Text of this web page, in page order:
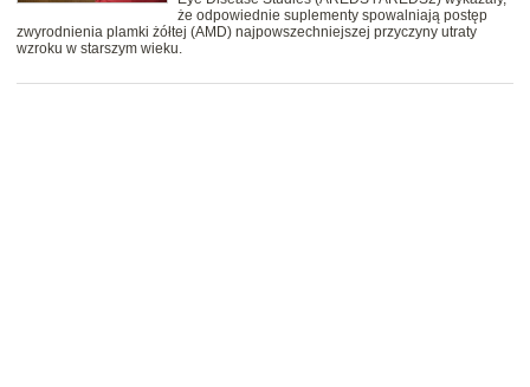
że odpowiednie suplementy spowalniają postęp
zwyrodnienia plamki żółtej (AMD) najpowszechniejszej przyczyny utraty
wzroku w starszym wieku.